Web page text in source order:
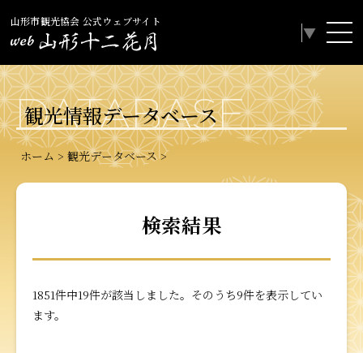
山形市観光協会 公式ウェブサイト
▼
観光情報データベース
DATABASE
ホーム 観光データベース
検索結果
1851件中19件が該当しました。そのうち9件を表示してい
ます。